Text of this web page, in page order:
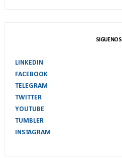
SIGUENOS
LINKEDIN
FACEBOOK
TELEGRAM
TWITTER
YOUTUBE
TUMBLER
INSTAGRAM